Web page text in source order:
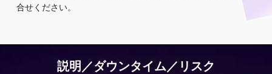
合せください。
説明／ダウンタイム／リスク